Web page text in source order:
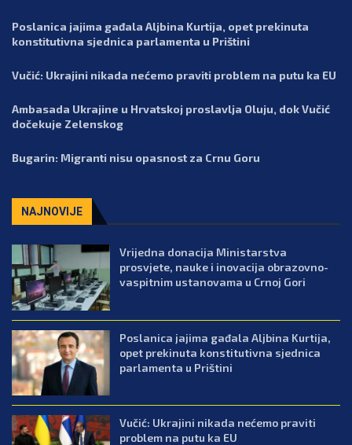
Poslanica jajima gađala Aljbina Kurtija, opet prekinuta
konstitutivna sjednica parlamenta u Prištini
Vučić: Ukrajini nikada nećemo praviti problem na putu ka EU
Ambasada Ukrajine u Hrvatskoj proslavlja Oluju, dok Vučić
dočekuje Zelenskog
Bugarin: Migranti nisu opasnost za Crnu Goru
NAJNOVIJE
Vrijedna donacija Ministarstva
prosvjete, nauke i inovacija obrazovno-
vaspitnim ustanovama u Crnoj Gori
Poslanica jajima gađala Aljbina Kurtija,
opet prekinuta konstitutivna sjednica
parlamenta u Prištini
Vučić: Ukrajini nikada nećemo praviti
problem na putu ka EU